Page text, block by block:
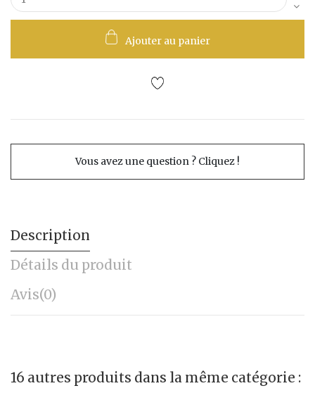
Ajouter au panier
Vous avez une question ? Cliquez !
Description
Détails du produit
Avis(0)
16 autres produits dans la même catégorie :